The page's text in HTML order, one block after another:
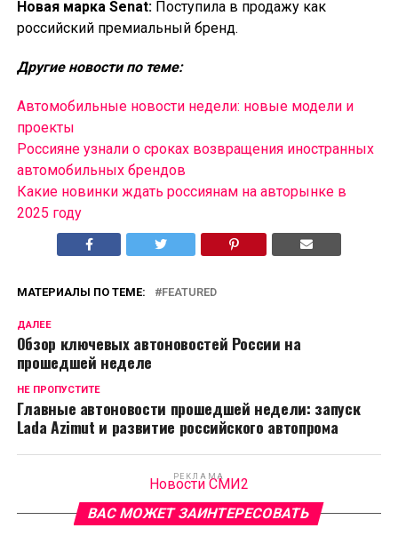
Новая марка Senat:Поступила в продажу как
российский премиальный бренд.
Другие новости по теме:
Автомобильные новости недели: новые модели и
проекты
Россияне узнали о сроках возвращения иностранных
автомобильных брендов
Какие новинки ждать россиянам на авторынке в
2025 году
МАТЕРИАЛЫ ПО ТЕМЕ: FEATURED
ДАЛЕЕ
Обзор ключевых автоновостей России на
прошедшей неделе
НЕ ПРОПУСТИТЕ
Главные автоновости прошедшей недели: запуск
Lada Azimut и развитие российского автопрома
РЕКЛАМА
Новости СМИ2
ВАС МОЖЕТ ЗАИНТЕРЕСОВАТЬ